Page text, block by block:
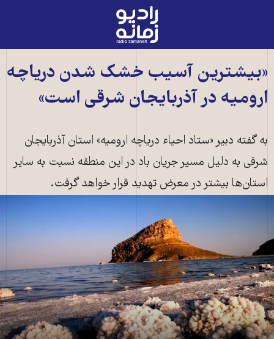
رادیو
زمانه
صفحه
اصلی
«بیشترین آسیب خشک شدن دریاچه
ارومیه در آذربایجان شرقی است»
به گفته دبیر «ستاد احیاء دریاچه ارومیه» استان آذربایجان
شرقی به دلیل مسیر جریان باد در این منطقه نسبت به سایر
استان‌ها بیشتر در معرض تهدید قرار خواهد گرفت.